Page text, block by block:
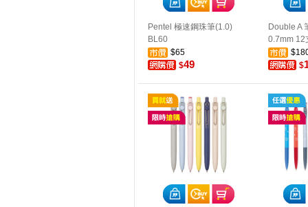
Pentel 極速鋼珠筆(1.0)
BL60
$65
$49
Double A
0.7mm 12
$